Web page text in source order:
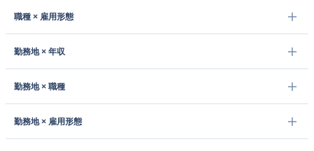
職種 × 雇用形態
勤務地 × 年収
勤務地 × 職種
勤務地 × 雇用形態